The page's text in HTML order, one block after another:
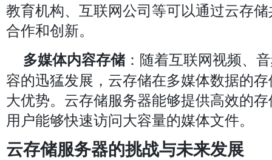
教育机构、互联网公司等可以通过云存
合作和创新。
多媒体内容存储 ：随着互联网视频、
容的迅猛发展，云存储在多媒体数据的
大优势。云存储服务器能够提供高效的
用户能够快速访问大容量的媒体文件。
云存储服务器的挑战与未来发展